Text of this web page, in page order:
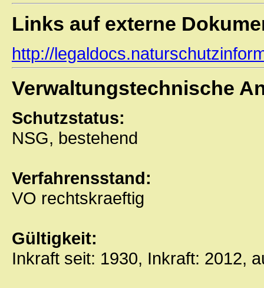
Links auf externe
http://
Verwaltungstechnische
Schutzstatus:
NSG, bestehend
Verfahrensstand:
VO rechtskraeftig
Gültigkeit:
Inkraft seit: 1930, Inkraft: 2012,